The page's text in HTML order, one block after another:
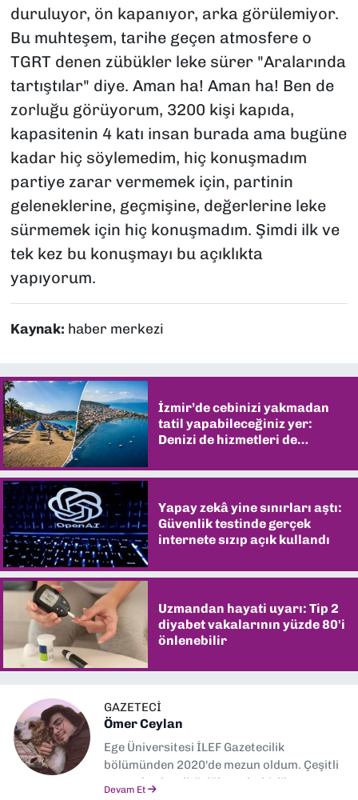
duruluyor, ön kapanıyor, arka görülemiyor.
Bu muhteşem, tarihe geçen atmosfere o
TGRT denen zübükler leke sürer"Aralarında
tartıştılar" diye. Aman ha! Aman ha! Ben de
zorluğu görüyorum, 3200 kişi kapıda,
kapasitenin 4 katı insan burada ama bugüne
kadar hiç söylemedim, hiç konuşmadım
partiye zarar vermemek için, partinin
geleneklerine, geçmişine, değerlerine leke
sürmemek için hiç konuşmadım. Şimdi ilk ve
tek kez bu konuşmayı bu açıklıkta
yapıyorum.
Kaynak: haber merkezi
İzmir’de cebinizi yakmadan
tatil yapabileceğiniz yer:
Denizi de hizmetleri de
Yapay zekâ yine sınırları aştı:
Güvenlik testinde gerçek
internete sızıp açık kullandı
Uzmandan hayati uyarı: Tip 2
diyabet vakalarının yüzde 80'i
önlenebilir
GAZETECİ
Ömer Ceylan
Ege Üniversitesi İLEF Gazetecilik
bölümünden 2020'de mezun oldum. Çeşitli
gazetelerde editörlük, muhabirlik yaptım.
Devam Et